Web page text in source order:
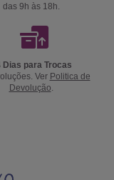
das 9h às 18h.
Dias para Trocas
Ver Politica de
Devolução.